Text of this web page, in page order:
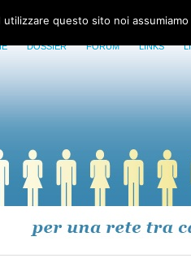
DOSSIER FORUM LINKS
questo sito noi